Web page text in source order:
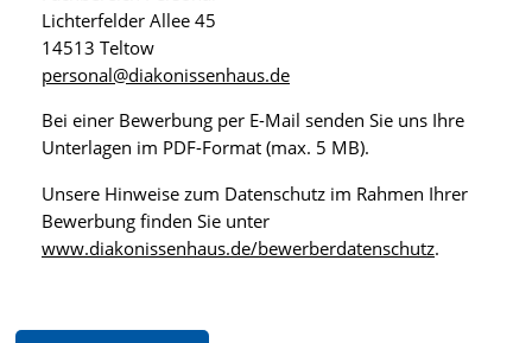
Lichterfelder Allee 45
14513 Teltow
personal@diakonissenhaus.de
Bei einer Bewerbung per E-Mail senden Sie uns Ihre
Unterlagen im PDF-Format (max. 5 MB).
Unsere Hinweise zum Datenschutz im Rahmen Ihrer
Bewerbung finden Sie unter
www.diakonissenhaus.de/bewerberdatenschutz.